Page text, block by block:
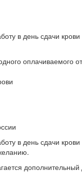
в день сдачи
оплачиваемого
в день сдачи